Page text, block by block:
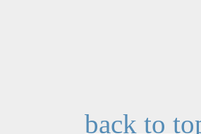
back to